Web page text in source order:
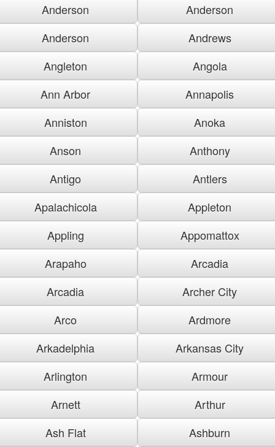
Anderson
Anderson
Anderson
Andrews
Angleton
Angola
Ann Arbor
Annapolis
Anniston
Anoka
Anson
Anthony
Antigo
Antlers
Apalachicola
Appleton
Appling
Appomattox
Arapaho
Arcadia
Arcadia
Archer City
Arco
Ardmore
Arkadelphia
Arkansas City
Arlington
Armour
Arnett
Arthur
Ash Flat
Ashburn